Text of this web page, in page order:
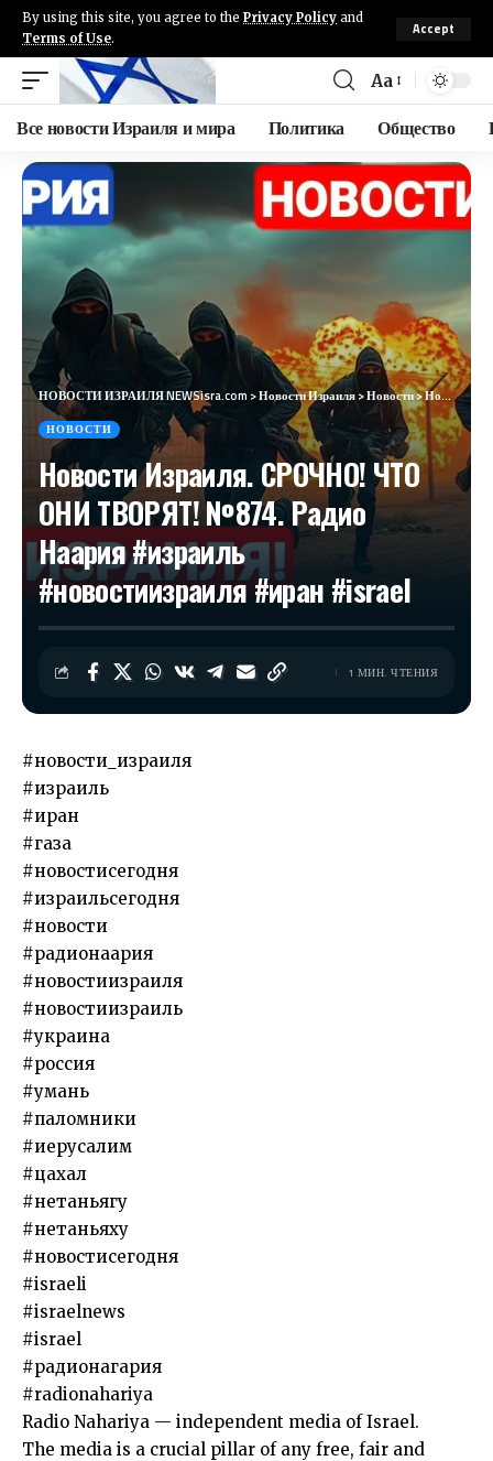
By using this site, you agree to the Privacy Policy and
Terms of Use.
Accept
Aa
Все новости Израиля и мира Политика Общество
НОВОСТИ ИЗРАИЛЯ NEWSisra.com >Новости Израиля>Новости>Новости Израиля. СРОЧНО! ЧТО ОНИ ТВОРЯТ! №874. Радио Наария #израиль #новостиизраиля #иран #israel
НОВОСТИ
Новости Израиля. СРОЧНО! ЧТО
ОНИ ТВОРЯТ! №874. Радио
Наария #израиль
#новостиизраиля #иран #israel
1 МИН. ЧТЕНИЯ
#новости_израиля
#израиль
#иран
#газа
#новостисегодня
#израильсегодня
#новости
#радионаария
#новостиизраиля
#новостиизраиль
#украина
#россия
#умань
#паломники
#иерусалим
#цахал
#нетаньягу
#нетаньяху
#новостисегодня
#israeli
#israelnews
#israel
#радионагария
#radionahariya
Radio Nahariya — independent media of Israel.
The media is a crucial pillar of any free, fair and